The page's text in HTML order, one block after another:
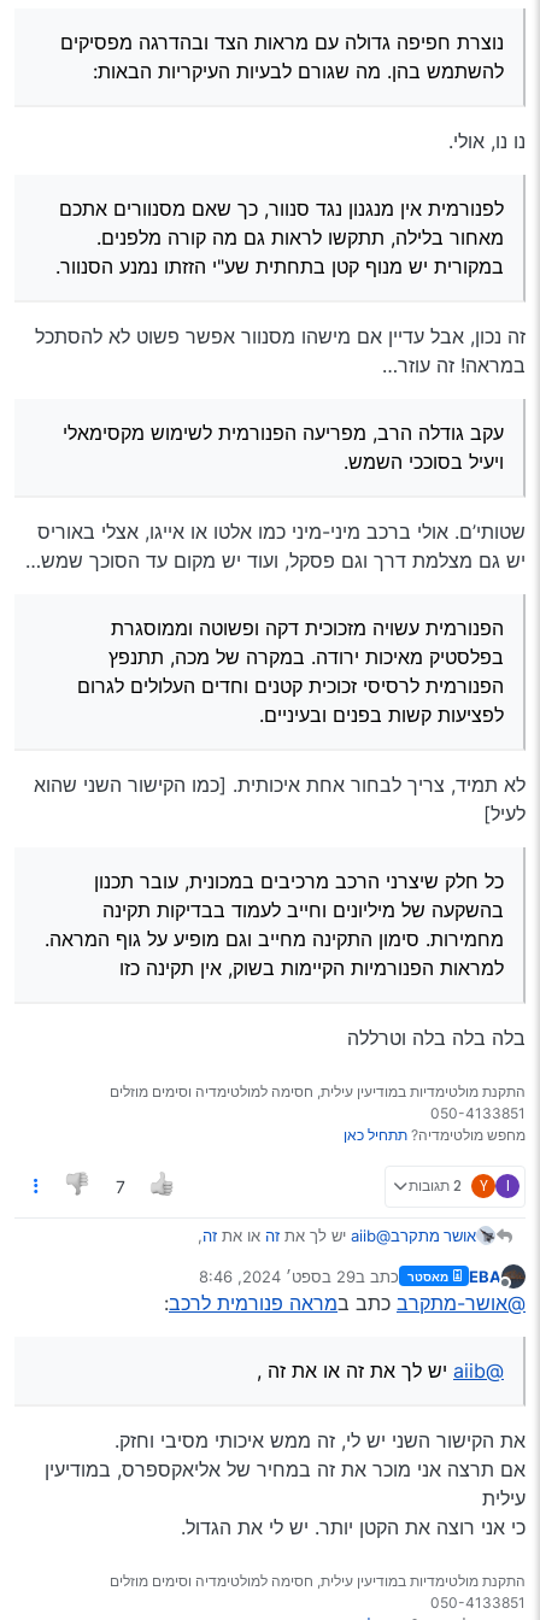
מהתוספת.
לפנורמית אין מנגנון נגד סנוור, כך שאם מסנוורים
להיפתח במלואם וכך לא נותנים מענה מלא לסנוור
מקדימה וגם מסתירים חלק גדול יותר מהשמשה
הקדמית.
הפנורמית עשויה מזכוכית דקה ופשוטה וממוסגרת
לגרום לפציעות קשות בפנים ובעיניים.
המראה. למראות הפנורמיות הקיימות בשוק, אין
תקינה כזו
נוצרת חפיפה גדולה עם מראות הצד ובהדרגה מפסיקים
להשתמש בהן. מה שגורם לבעיות העיקריות הבאות:
נו נו, אולי.
לפנורמית אין מנגנון נגד סנוור, כך שאם מסנוורים אתכם
מאחור בלילה, תתקשו לראות גם מה קורה מלפנים.
במקורית יש מנוף קטן בתחתית שע"י הזזתו נמנע הסנוור.
זה נכון, אבל עדיין אם מישהו מסנוור אפשר פשוט לא להסתכל
במראה! זה עוזר…
עקב גודלה הרב, מפריעה הפנורמית לשימוש מקסימאלי
ויעיל בסוככי השמש.
שטותי’ם. אולי ברכב מיני-מיני כמו אלטו או אייגו, אצלי באוריס
יש גם מצלמת דרך וגם פסקל, ועוד יש מקום עד הסוכך שמש…
הפנורמית עשויה מזכוכית דקה ופשוטה וממוסגרת
בפלסטיק מאיכות ירודה. במקרה של מכה, תתנפץ
הפנורמית לרסיסי זכוכית קטנים וחדים העלולים לגרום
לפציעות קשות בפנים ובעיניים.
לא תמיד, צריך לבחור אחת איכותית. [כמו הקישור השני שהוא
לעיל]
כל חלק שיצרני הרכב מרכיבים במכונית, עובר תכנון
בהשקעה של מיליונים וחייב לעמוד בבדיקות תקינה
מחמירות. סימון התקינה מחייב וגם מופיע על גוף המראה.
למראות הפנורמיות הקיימות בשוק, אין תקינה כזו
בלה בלה בלה וטרללה
התקנת מולטימדיות במודיעין עילית, חסימה למולטימדיה וסימים מוזלים
050-4133851
מחפש מולטימדיה? תתחיל כאן
I
Y 2 תגובות 7
אושר מתקרב@aiib יש לך אתזה או אתזה,
החבילה, אני חושב שמראות זה אחד הדברים שעוצרים
במכס
מנותק
EBA מאסטר כתב ב29 בספט׳ 2024, 8:46
נערך לאחרונה על ידי
@אושר-מתקרב כתב במראה פנורמית לרכב:
@aiib יש לך את זה או את זה ,
את הקישור השני יש לי, זה ממש איכותי מסיבי וחזק.
אם תרצה אני מוכר את זה במחיר של אליאקספרס, במודיעין
עילית
כי אני רוצה את הקטן יותר. יש לי את הגדול.
התקנת מולטימדיות במודיעין עילית, חסימה למולטימדיה וסימים מוזלים
050-4133851